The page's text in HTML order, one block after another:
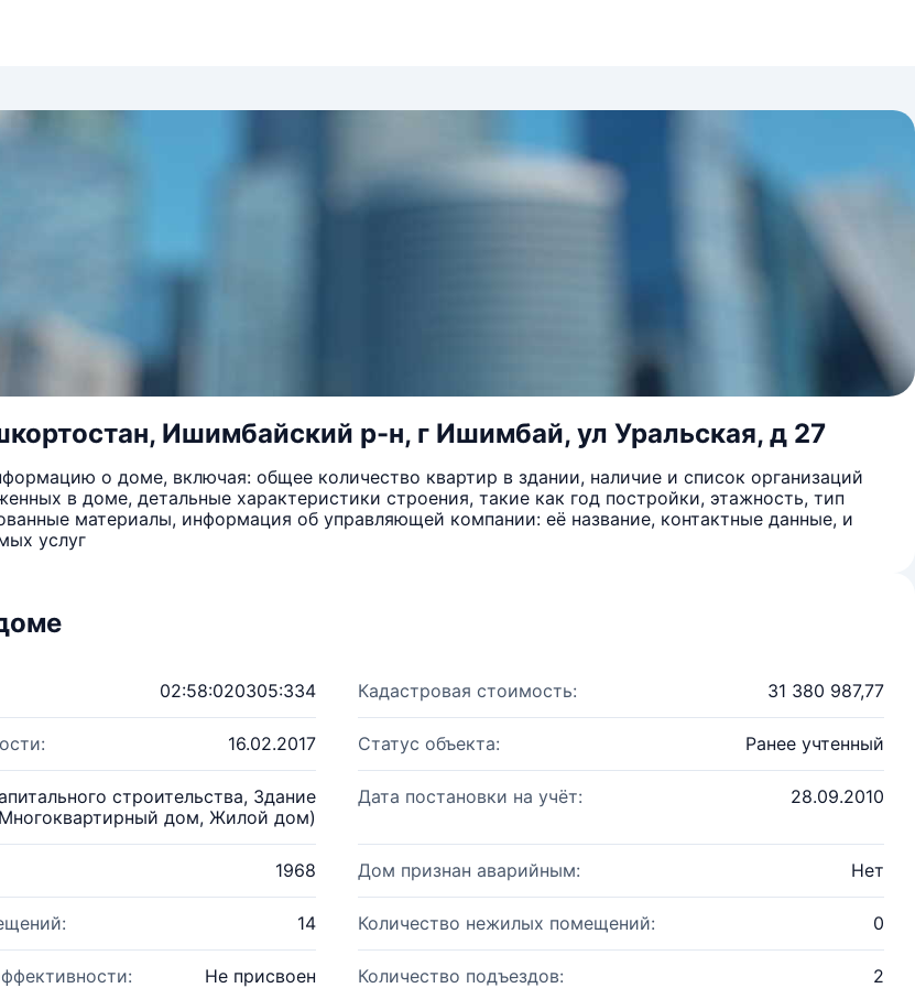
Ишимбайский р-н, г Ишимбай, ул Уральская, д 27
о доме, включая: общее количество квартир в здании, наличие и список организаций
в доме, детальные характеристики строения, такие как год постройки, этажность, тип
материалы, информация об управляющей компании: её название, контактные данные, и
услуг
02:58:020305:334 Кадастровая стоимость: 31 380 987,77
16.02.2017 Статус объекта: Ранее учтенный
строительства, Здание
дом, Жилой дом)
Дата постановки на учёт: 28.09.2010
1968 Дом признан аварийным: Нет
14 Количество нежилых помещений: 0
Не присвоен Количество подъездов: 2